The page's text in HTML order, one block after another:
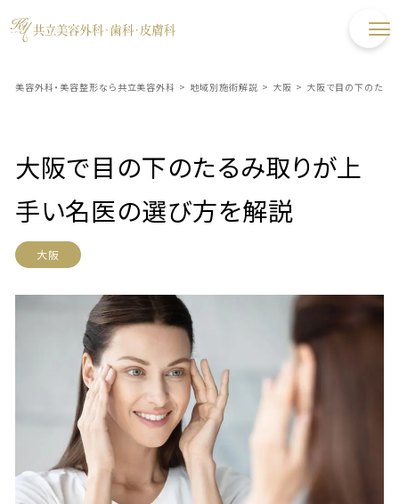
美容外科・美容整形なら共立美容外科 > 地域別施術解説 > 大阪 > 大阪で目の下のたる
大阪で目の下のたるみ取りが上
手い名医の選び方を解説
大阪